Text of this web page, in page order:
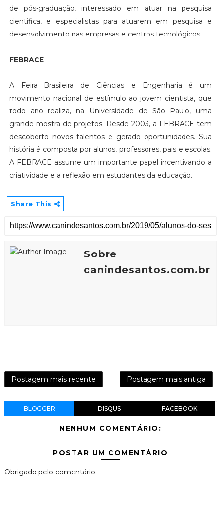
de pós-graduação, interessado em atuar na pesquisa
cientifica, e especialistas para atuarem em pesquisa e
desenvolvimento nas empresas e centros tecnológicos.
FEBRACE
A Feira Brasileira de Ciências e Engenharia é um
movimento nacional de estímulo ao jovem cientista, que
todo ano realiza, na Universidade de São Paulo, uma
grande mostra de projetos. Desde 2003, a FEBRACE tem
descoberto novos talentos e gerado oportunidades. Sua
história é composta por alunos, professores, pais e escolas.
A FEBRACE assume um importante papel incentivando a
criatividade e a reflexão em estudantes da educação.
Share This
Sobre
canindesantos.com.br
Postagem mais recente Postagem mais antiga
BLOGGER DISQUS FACEBOOK
NENHUM COMENTÁRIO:
POSTAR UM COMENTÁRIO
Obrigado pelo comentário.